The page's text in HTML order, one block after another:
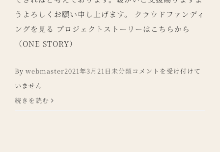
うよろしくお願い申し上げます。 クラウドファンディ
ングを見る プロジェクトストーリーはこちらから
（ONE STORY）
By webmaster2021年3月21日未分類 島
コメントを受け付けて
いません
続きを読む